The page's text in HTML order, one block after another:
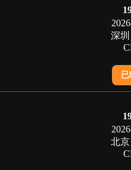
深
北